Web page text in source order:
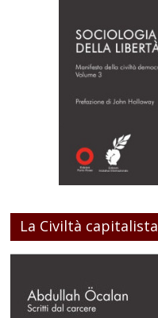
La Civiltà capitalista